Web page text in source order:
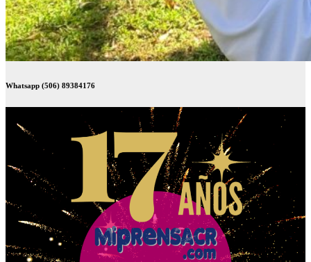
Whatsapp (506) 89384176